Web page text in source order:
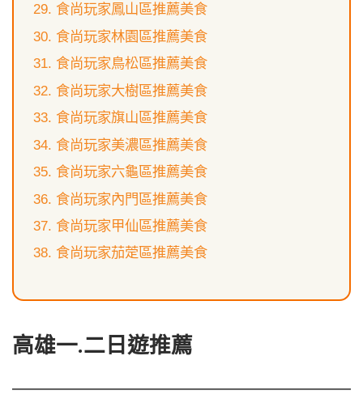
食尚玩家鳳山區推薦美食
食尚玩家林園區推薦美食
食尚玩家鳥松區推薦美食
食尚玩家大樹區推薦美食
食尚玩家旗山區推薦美食
食尚玩家美濃區推薦美食
食尚玩家六龜區推薦美食
食尚玩家內門區推薦美食
食尚玩家甲仙區推薦美食
食尚玩家茄萣區推薦美食
高雄一.二日遊推薦